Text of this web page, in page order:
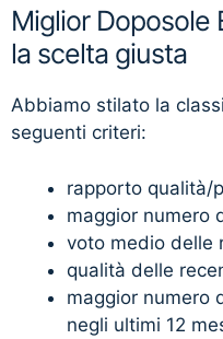
Miglior Doposole
la scelta giusta
Abbiamo stilato la
seguenti criteri:
rapporto qualità/
maggior numero
voto medio delle
qualità delle
maggior numero
negli ultimi 12